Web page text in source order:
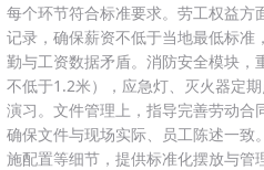
每个环节符合标准要求。劳工权益
记录，确保薪资不低于当地最低标
勤与工资数据矛盾。消防安全模块，
不低于1.2米），应急灯、灭火器定
演习。文件管理上，指导完善劳动合
确保文件与现场实际、员工陈述一致
施配置等细节，提供标准化摆放与管